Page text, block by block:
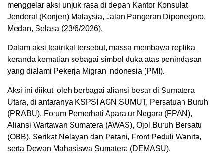
menggelar aksi unjuk rasa di depan Kantor Konsulat
Jenderal (Konjen) Malaysia, Jalan Pangeran Diponegoro,
Medan, Selasa (23/6/2026).
Dalam aksi teatrikal tersebut, massa membawa replika
keranda kematian sebagai simbol duka atas penindasan
yang dialami Pekerja Migran Indonesia (PMI).
Aksi ini diikuti oleh berbagai aliansi besar di Sumatera
Utara, di antaranya KSPSI AGN SUMUT, Persatuan Buruh
(PRABU), Forum Pemerhati Aparatur Negara (FPAN),
Aliansi Wartawan Sumatera (AWAS), Ojol Buruh Bersatu
(OBB), Serikat Nelayan dan Petani, Front Peduli Wanita,
serta Dewan Mahasiswa Sumatera (DEMASU).